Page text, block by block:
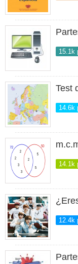
15.1k
Test
14.6k
14.1k
12.4k